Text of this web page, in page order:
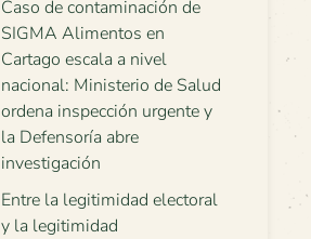
Caso de contaminación de
SIGMA Alimentos en
Cartago escala a nivel
nacional: Ministerio de Salud
ordena inspección urgente y
la Defensoría abre
investigación
Entre la legitimidad electoral
y la legitimidad